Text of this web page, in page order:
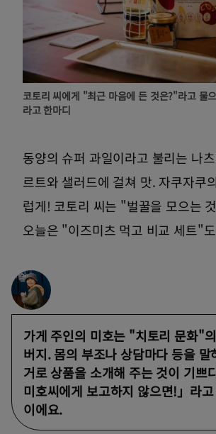
코토리 씨에게 "최근 마음에 든 것은?"라고 물
라고 한마디
동양의 슈퍼 과일이라고 불리는 나
르트와 샐러드에 걸쳐 맛. 자쿠자쿠
럽게! 코토리 씨는 "벌꿀을 모으는
오늘은 "이즈미츠 먹고 비교 세트"
가게 주인의 미호는 "치토리 문화"
버지. 몸의 부조나 상담마다 등을 말
거로 상품을 소개해 주는 것이 기쁘
미호씨에게 보고하지 않으면!」라
이에요.